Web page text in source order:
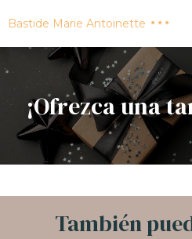
Bastide Marie Antoinette
¡Ofrezca una
También